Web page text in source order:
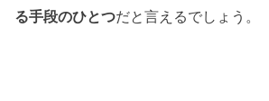
る手段のひとつだと言えるでしょう。